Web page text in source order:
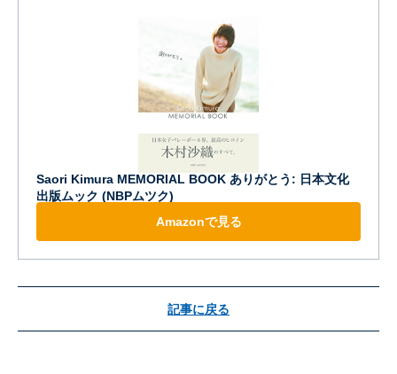
Saori Kimura MEMORIAL BOOK ありがとう: 日本文化
出版ムック (NBPムツク)
Amazonで見る
記事に戻る